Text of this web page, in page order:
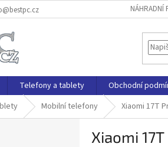
NÁHRADNÍ
Telefony a tablety Obchodní
Mobilní telefony Xiaomi 17T
Xiaomi